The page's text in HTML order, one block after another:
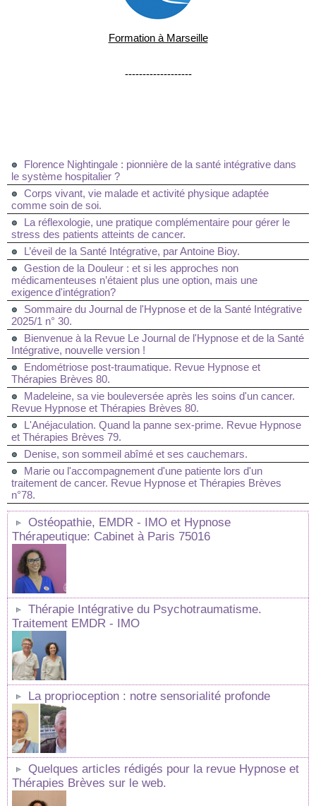
Formation à Marseille
-------------------
Florence Nightingale : pionnière de la santé intégrative dans
le système hospitalier ?
Corps vivant, vie malade et activité physique adaptée
comme soin de soi.
La réflexologie, une pratique complémentaire pour gérer le
stress des patients atteints de cancer.
L’éveil de la Santé Intégrative, par Antoine Bioy.
Gestion de la Douleur : et si les approches non
médicamenteuses n’étaient plus une option, mais une
exigence d'intégration?
Sommaire du Journal de l'Hypnose et de la Santé Intégrative
2025/1 n° 30.
Bienvenue à la Revue Le Journal de l'Hypnose et de la Santé
Intégrative, nouvelle version !
Endométriose post-traumatique. Revue Hypnose et
Thérapies Brèves 80.
Madeleine, sa vie bouleversée après les soins d'un cancer.
Revue Hypnose et Thérapies Brèves 80.
L'Anéjaculation. Quand la panne sex-prime. Revue Hypnose
et Thérapies Brèves 79.
Denise, son sommeil abîmé et ses cauchemars.
Marie ou l'accompagnement d'une patiente lors d'un
traitement de cancer. Revue Hypnose et Thérapies Brèves
n°78.
Ostéopathie, EMDR - IMO et Hypnose
Thérapeutique: Cabinet à Paris 75016
Thérapie Intégrative du Psychotraumatisme.
Traitement EMDR - IMO
La proprioception : notre sensorialité profonde
Quelques articles rédigés pour la revue Hypnose et
Thérapies Brèves sur le web.